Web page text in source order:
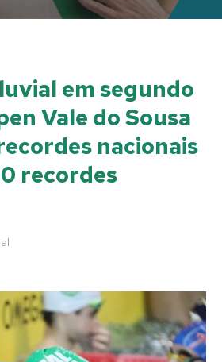
em segundo
Vale do Sousa
nacionais
recordes